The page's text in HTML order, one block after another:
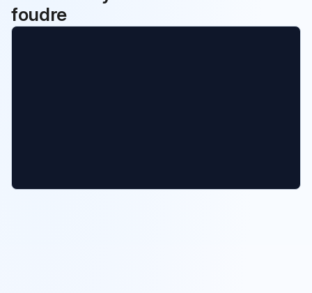
foudre